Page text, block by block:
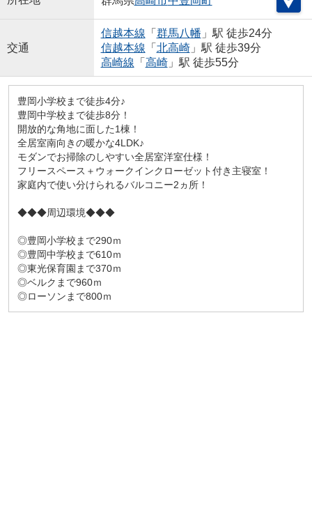
交通
信越本線 「 群馬八幡 」駅 徒歩24分
信越本線 「 北高崎」駅 徒歩39分
高崎線 「 高崎」駅 徒歩55分
豊岡小学校まで徒歩4分♪
豊岡中学校まで徒歩8分！
開放的な角地に面した1棟！
全居室南向きの暖かな4LDK♪
モダンでお掃除のしやすい全居室洋室仕様！
フリースペース＋ウォークインクローゼット付き主寝室！
家庭内で使い分けられるバルコニー2ヵ所！
◆◆◆周辺環境◆◆◆
◎豊岡小学校まで290ｍ
◎豊岡中学校まで610ｍ
◎東光保育園まで370ｍ
◎ベルクまで960ｍ
◎ローソンまで800ｍ